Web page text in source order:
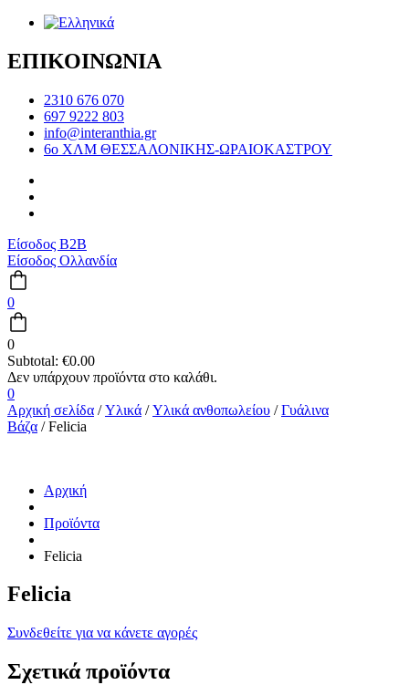
ΕΠΙΚΟΙΝΩΝΙΑ
2310 676 070
697 9222 803
info@interanthia.gr
6ο ΧΛΜ ΘΕΣΣΑΛΟΝΙΚΗΣ-ΩΡΑΙΟΚΑΣΤΡΟΥ
Είσοδος B2B
Είσοδος Ολλανδία
0
0
Subtotal: €0.00
0
Αρχική σελίδα /Υλικά /Υλικά ανθοπωλείου /Γυάλινα
Βάζα / Felicia
Αρχική
Προϊόντα
Felicia
Felicia
Συνδεθείτε για να κάνετε αγορές
Σχετικά προϊόντα